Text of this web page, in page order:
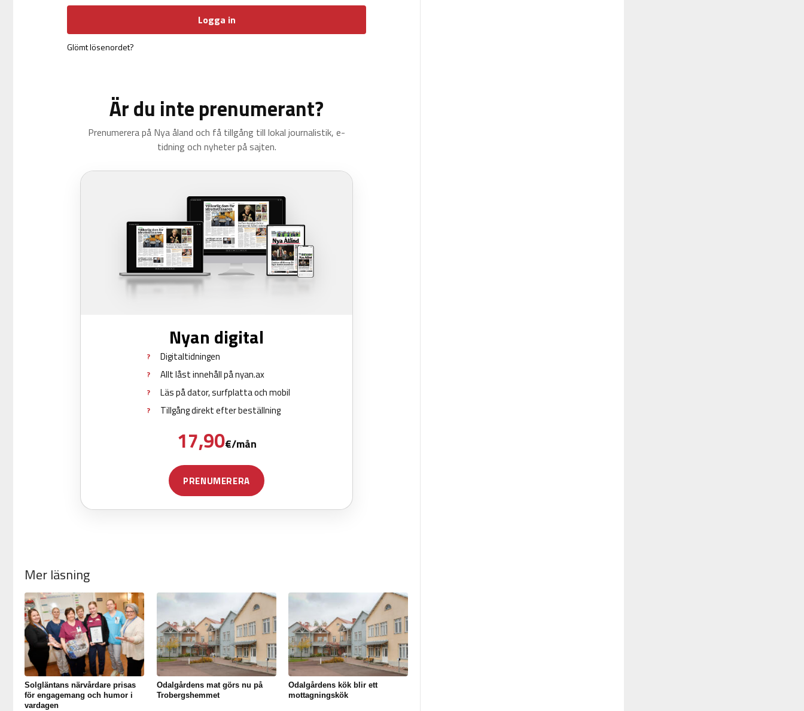
Mer läsning
Solgläntans närvårdare prisas
för engagemang och humor i
vardagen
Odalgårdens mat görs nu på
Trobergshemmet
Odalgårdens kök blir ett
mottagningskök